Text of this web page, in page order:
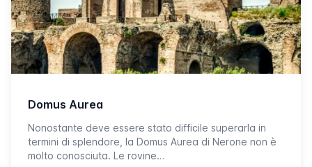
Domus Aurea
Nonostante deve essere stato difficile superarla in
termini di splendore, la Domus Aurea di Nerone non è
molto conosciuta. Le rovine…